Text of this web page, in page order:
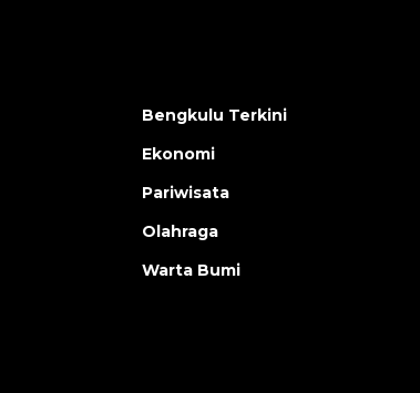
Bengkulu Terkini
Ekonomi
Pariwisata
Olahraga
Warta Bumi